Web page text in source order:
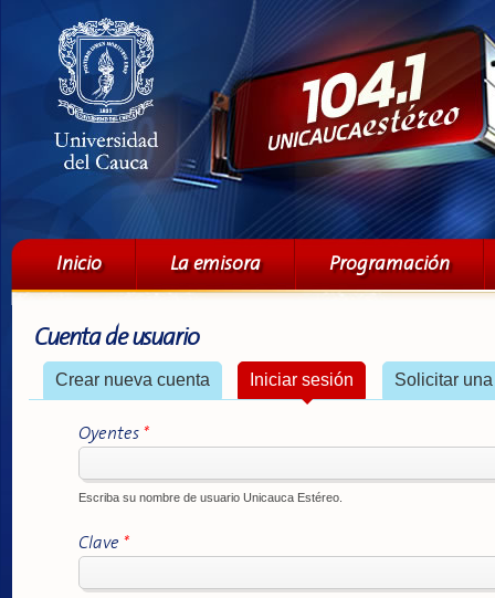
Menú principal
Inicio La emisora Programación
Cuenta de usuario
Solapas principales
Crear nueva cuenta Iniciar sesión (solapa activa)
Solicitar
Oyentes *
Escriba su nombre de usuario Unicauca Estéreo.
Clave *